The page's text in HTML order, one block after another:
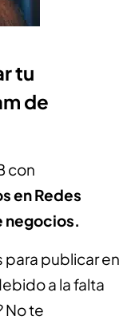
tu
de
con
en Redes
negocios.
publicar en
a la falta
No te